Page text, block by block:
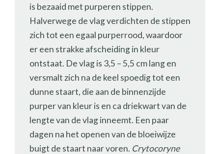
is bezaaid met purperen stippen.
Halverwege de vlag verdichten de stippen
zich tot een egaal purperrood, waardoor
er een strakke afscheiding in kleur
ontstaat. De vlag is 3,5 – 5,5 cm lang en
versmalt zich na de keel spoedig tot een
dunne staart, die aan de binnenzijde
purper van kleur is en ca driekwart van de
lengte van de vlag inneemt. Een paar
dagen na het openen van de bloeiwijze
buigt de staart naar voren. Crytocoryne